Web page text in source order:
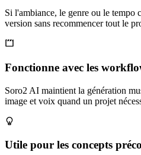
Si l'ambiance, le genre ou le tempo
version sans recommencer tout le
Fonctionne avec les
Soro2 AI maintient la génération
image et voix quand un projet
Utile pour les concepts